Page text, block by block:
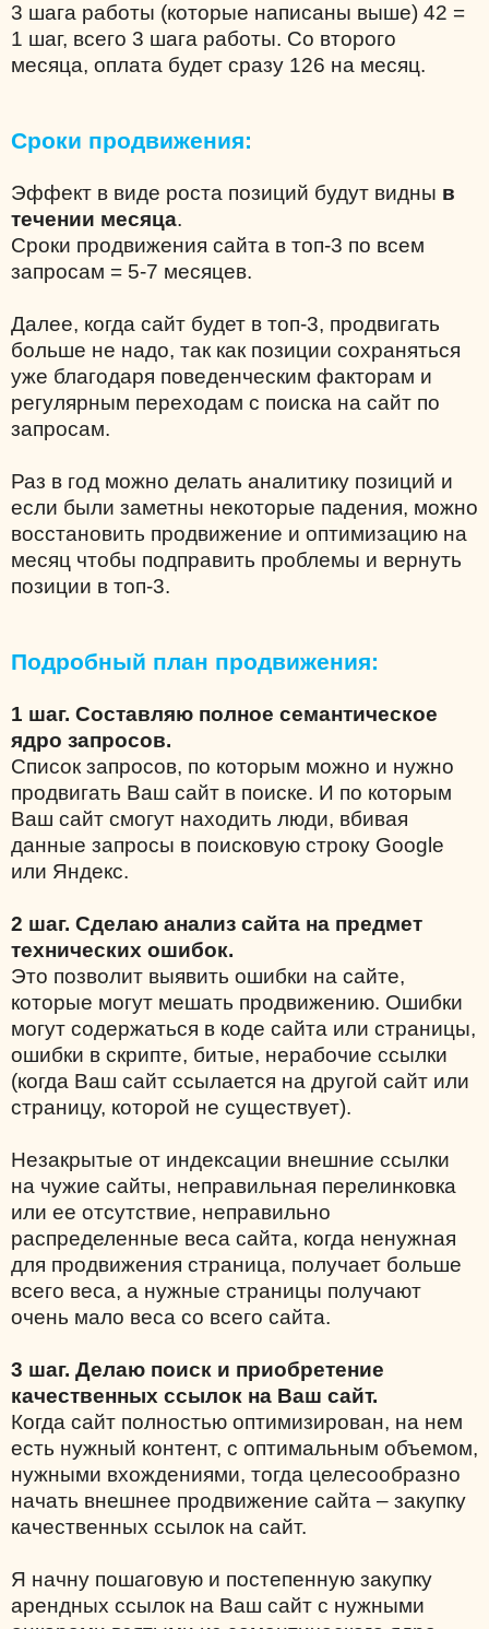
3 шага работы (которые написаны выше) 42 =
1 шаг, всего 3 шага работы. Со второго
месяца, оплата будет сразу 126 на месяц.
Сроки продвижения:
Эффект в виде роста позиций будут видны в
течении месяца.
Сроки продвижения сайта в топ-3 по всем
запросам = 5-7 месяцев.
Далее, когда сайт будет в топ-3, продвигать
больше не надо, так как позиции сохраняться
уже благодаря поведенческим факторам и
регулярным переходам с поиска на сайт по
запросам.
Раз в год можно делать аналитику позиций и
если были заметны некоторые падения, можно
восстановить продвижение и оптимизацию на
месяц чтобы подправить проблемы и вернуть
позиции в топ-3.
Подробный план продвижения:
1 шаг. Составляю полное семантическое
ядро запросов.
Список запросов, по которым можно и нужно
продвигать Ваш сайт в поиске. И по которым
Ваш сайт смогут находить люди, вбивая
данные запросы в поисковую строку Google
или Яндекс.
2 шаг. Сделаю анализ сайта на предмет
технических ошибок.
Это позволит выявить ошибки на сайте,
которые могут мешать продвижению. Ошибки
могут содержаться в коде сайта или страницы,
ошибки в скрипте, битые, нерабочие ссылки
(когда Ваш сайт ссылается на другой сайт или
страницу, которой не существует).
Незакрытые от индексации внешние ссылки
на чужие сайты, неправильная перелинковка
или ее отсутствие, неправильно
распределенные веса сайта, когда ненужная
для продвижения страница, получает больше
всего веса, а нужные страницы получают
очень мало веса со всего сайта.
3 шаг. Делаю поиск и приобретение
качественных ссылок на Ваш сайт.
Когда сайт полностью оптимизирован, на нем
есть нужный контент, с оптимальным объемом,
нужными вхождениями, тогда целесообразно
начать внешнее продвижение сайта – закупку
качественных ссылок на сайт.
Я начну пошаговую и постепенную закупку
арендных ссылок на Ваш сайт с нужными